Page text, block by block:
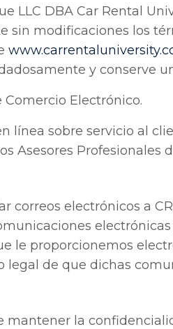
LLC DBA Car Rental
sin modificaciones los
www.carrentaluniversity
y conserve
Comercio Electrónico.
línea sobre servicio al
Asesores Profesionales
correos electrónicos a
le proporcionemos
de que dichas
mantener la